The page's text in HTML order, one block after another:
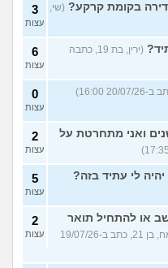
בקומת קרקע? (שי,
3
עצות
(ירין, בת 19, כתבה
6
עצות
0
עצות
ואני מתחרטת על
2
עצות
5
עצות
או להתחיל תואר
(מדמח, בן 21, כתב ב-19/07/26
2
עצות